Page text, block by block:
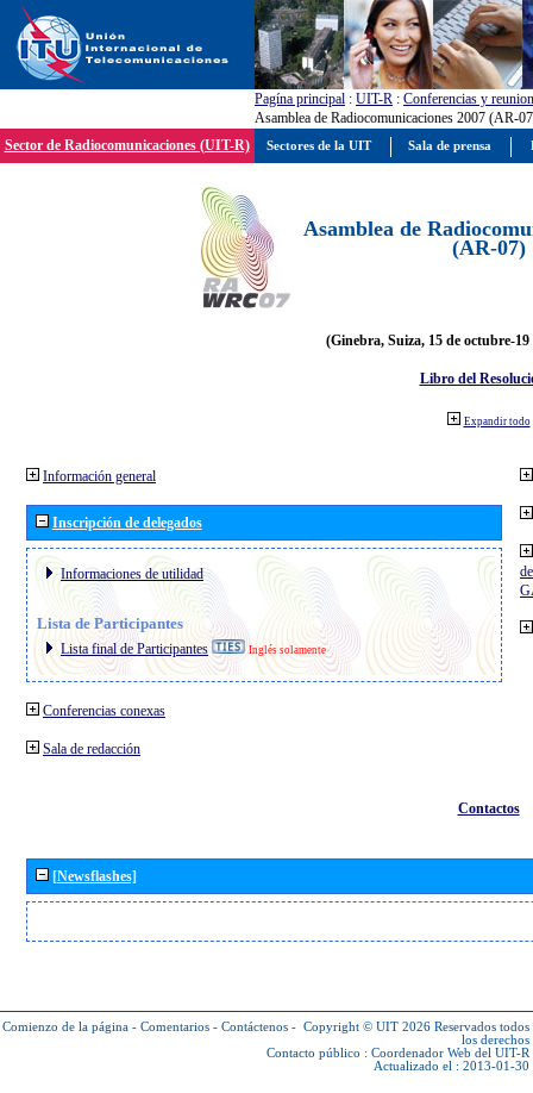
Pagína principal : UIT-R : Conferencias y
Asamblea de Radiocomunicaciones 2007 (AR-
Sector de Radiocomunicaciones (UIT-R)
Asamblea de
(AR-07)
(Ginebra, Suiza, 15 de octubre-19
Libro del
Expandir todo
Información general
Inscripción de delegados
Informaciones de utilidad
Lista de Participantes
Lista final de Participantes Inglés solamente
Conferencias conexas
Sala de redacción
Contactos
[Newsflashes]
Comienzo de la página - Comentarios - Contáctenos - Copyright © UIT 2026 Reservados todos
los derechos
Contacto público : Coordenador Web del UIT-R
Actualizado el : 2013-01-30
Sectores de la UIT Sala de prensa